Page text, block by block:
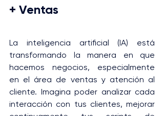
+ Ventas
La inteligencia artificial (IA) está
transformando la manera en que
hacemos negocios, especialmente
en el área de ventas y atención al
cliente. Imagina poder analizar cada
interacción con tus clientes, mejorar